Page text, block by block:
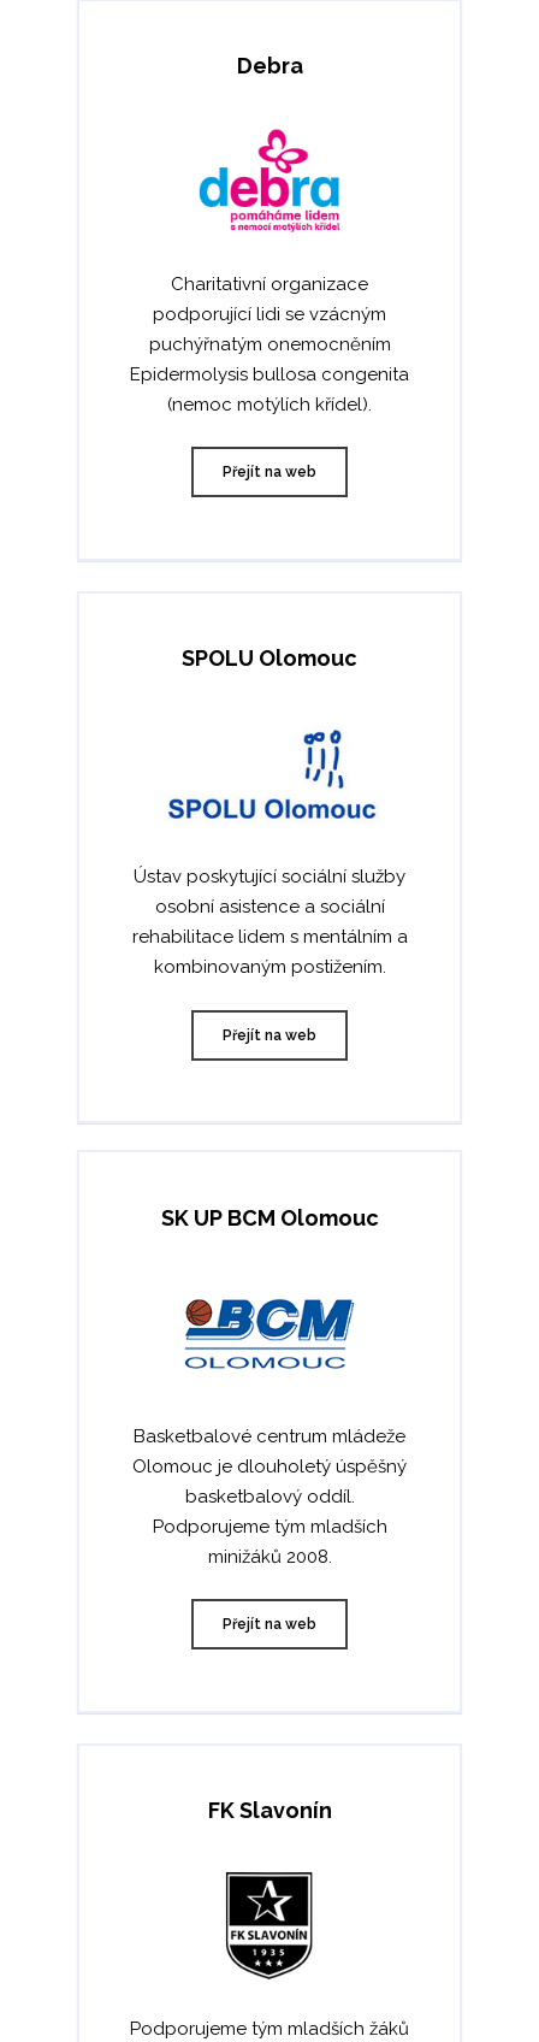
Debra
Charitativní organizace
podporující lidi se vzácným
puchýřnatým onemocněním
Epidermolysis bullosa congenita
(nemoc motýlích křídel).
Přejít na web
SPOLU Olomouc
Ústav poskytující sociální služby
osobní asistence a sociální
rehabilitace lidem s mentálním a
kombinovaným postižením.
Přejít na web
SK UP BCM Olomouc
Basketbalové centrum mládeže
Olomouc je dlouholetý úspěšný
basketbalový oddíl.
Podporujeme tým mladších
minižáků 2008.
Přejít na web
FK Slavonín
Podporujeme tým mladších žáků